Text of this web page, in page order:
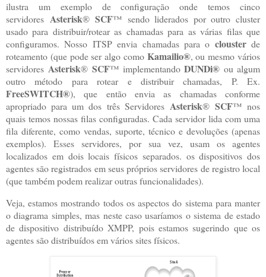
ilustra um exemplo de configuração onde temos cinco
servidores Asterisk®SCF™ sendo liderados por outro cluster
usado para distribuir/rotear as chamadas para as várias filas que
configuramos. Nosso ITSP envia chamadas para o clousterde
roteamento (que pode ser algo como Kamailio®, ou mesmo vários
servidores Asterisk® SCF™ implementando DUNDi® ou algum
outro método para rotear e distribuir chamadas, P. Ex.
FreeSWITCH®), que então envia as chamadas conforme
apropriado para um dos três Servidores Asterisk® SCF™ nos
quais temos nossas filas configuradas. Cada servidor lida com uma
fila diferente, como vendas, suporte, técnico e devoluções (apenas
exemplos). Esses servidores, por sua vez, usam os agentes
localizados em dois locais físicos separados. os dispositivos dos
agentes são registrados em seus próprios servidores de registro local
(que também podem realizar outras funcionalidades).
Veja, estamos mostrando todos os aspectos do sistema para manter
o diagrama simples, mas neste caso usaríamos o sistema de estado
de dispositivo distribuído XMPP, pois estamos sugerindo que os
agentes são distribuídos em vários sites físicos.